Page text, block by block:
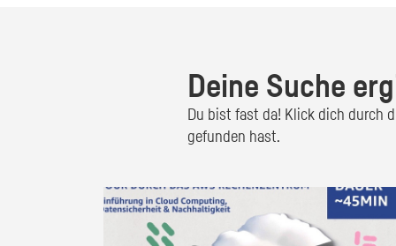
Deine Suche
Du bist fast da! Klick dich durch
gefunden hast.